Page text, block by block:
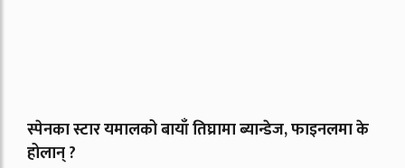
स्पेनका स्टार यमालको बायाँ तिघ्रामा ब्यान्डेज, फाइनलमा के
होलान् ?